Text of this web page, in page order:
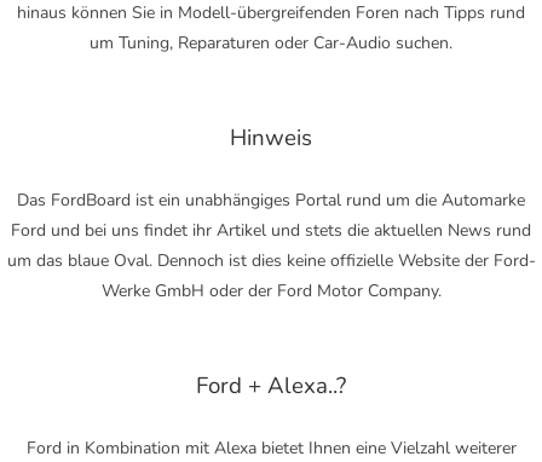
hinaus können Sie in Modell-übergreifenden Foren nach Tipps rund
um Tuning, Reparaturen oder Car-Audio suchen.
Hinweis
Das FordBoard ist ein unabhängiges Portal rund um die Automarke
Ford und bei uns findet ihr Artikel und stets die aktuellen News rund
um das blaue Oval. Dennoch ist dies keine offizielle Website der Ford-
Werke GmbH oder der Ford Motor Company.
Ford + Alexa..?
Ford in Kombination mit Alexa bietet Ihnen eine Vielzahl weiterer